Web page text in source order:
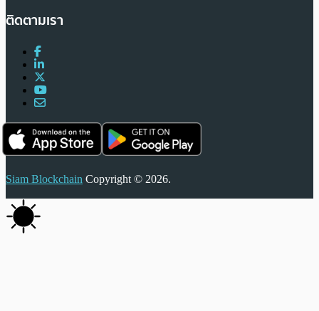
ติดตามเรา
Siam Blockchain Copyright © 2026.